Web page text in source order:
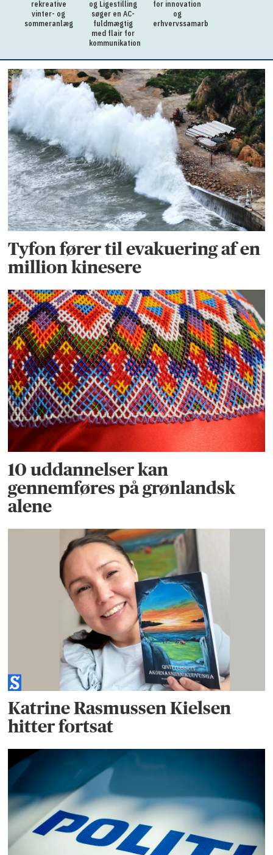
rekreative
vinter- og
sommeranlæg
og Ligestilling
søger en AC-
fuldmægtig
med flair for
kommunikation
for innovation
og
erhvervssamarbejde
Tyfon fører til evakuering af en
million kinesere
10 uddannelser kan
gennemføres på grønlandsk
alene
Katrine Rasmussen Kielsen
hitter fortsat